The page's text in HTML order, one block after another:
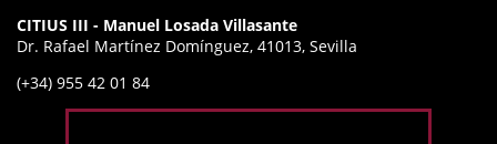
CITIUS III - Manuel Losada Villasante
Dr. Rafael Martínez Domínguez, 41013, Sevilla
(+34) 955 42 01 84